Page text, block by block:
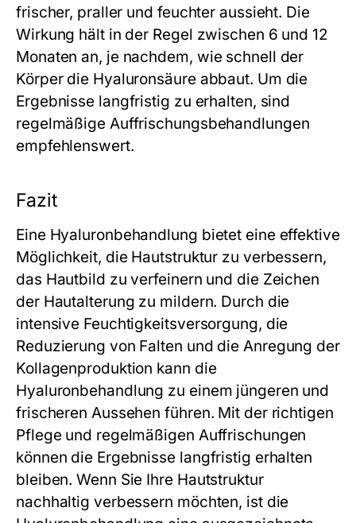
frischer, praller und feuchter aussieht. Die
Wirkung hält in der Regel zwischen 6 und 12
Monaten an, je nachdem, wie schnell der
Körper die Hyaluronsäure abbaut. Um die
Ergebnisse langfristig zu erhalten, sind
regelmäßige Auffrischungsbehandlungen
empfehlenswert.
Fazit
Eine Hyaluronbehandlung bietet eine effektive
Möglichkeit, die Hautstruktur zu verbessern,
das Hautbild zu verfeinern und die Zeichen
der Hautalterung zu mildern. Durch die
intensive Feuchtigkeitsversorgung, die
Reduzierung von Falten und die Anregung der
Kollagenproduktion kann die
Hyaluronbehandlung zu einem jüngeren und
frischeren Aussehen führen. Mit der richtigen
Pflege und regelmäßigen Auffrischungen
können die Ergebnisse langfristig erhalten
bleiben. Wenn Sie Ihre Hautstruktur
nachhaltig verbessern möchten, ist die